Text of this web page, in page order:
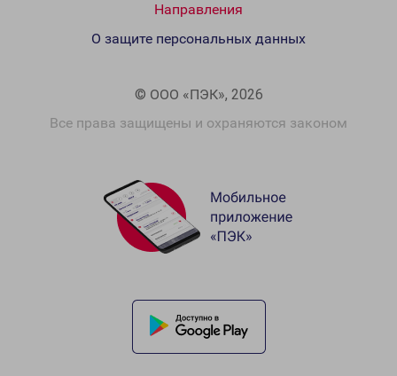
Направления
© ООО «ПЭК», 2026
Все права защищены и охраняются законом
О защите персональных данных